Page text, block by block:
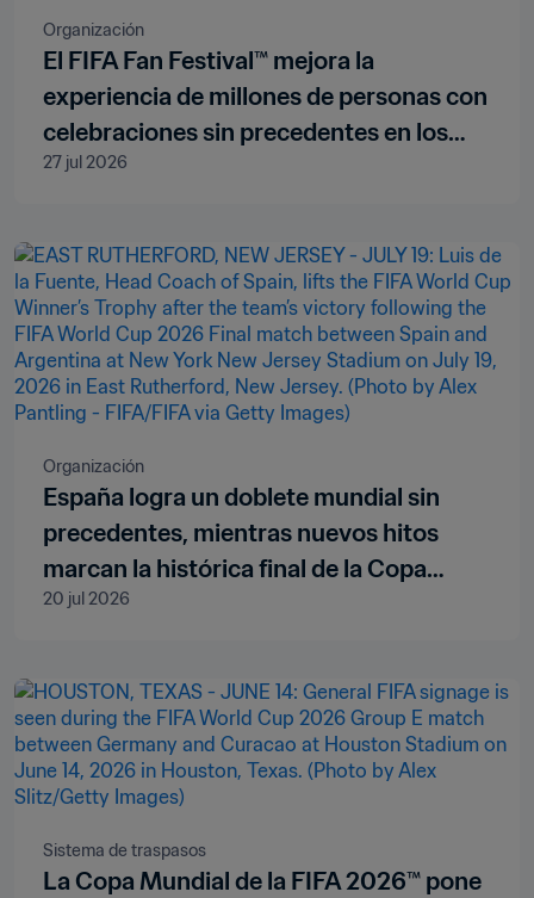
Organización
El FIFA Fan Festival™ mejora la
experiencia de millones de personas con
celebraciones sin precedentes en los
tres países anfitriones de la Copa
27 jul 2026
Organización
España logra un doblete mundial sin
precedentes, mientras nuevos hitos
marcan la histórica final de la Copa
Mundial de la FIFA 2026™
20 jul 2026
Sistema de traspasos
La Copa Mundial de la FIFA 2026™ pone